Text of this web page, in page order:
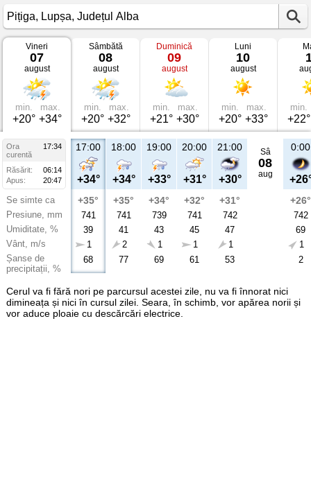
Vremea
Pițiga
Lupșa,
Județul
Alba
Vineri
07
august
min.
+20°
max.
+34°
Sâmbătă
08
august
min.
+20°
max.
+32°
Duminică
09
august
min.
+21°
max.
+30°
Luni
10
august
min.
+20°
max.
+33°
min.
+22°
Ora
17:34
curentă
Răsărit:
06:14
Apus:
20:47
Se simte ca
Presiune, mm
Umiditate, %
Vânt, m/s
Șanse de
precipitații, %
17:00
+34°
+35°
741
39
1
68
18:00
+34°
+35°
741
41
2
77
19:00
+33°
+34°
739
43
1
69
20:00
+31°
+32°
741
45
1
61
21:00
+30°
+31°
742
47
1
53
Sâ
08
aug
0:00
+26°
742
69
1
2
Cerul va fi fără nori pe parcursul acestei zile, nu va fi înnorat nici
dimineața și nici în cursul zilei. Seara, în schimb, vor apărea norii și
vor aduce ploaie cu descărcări electrice.